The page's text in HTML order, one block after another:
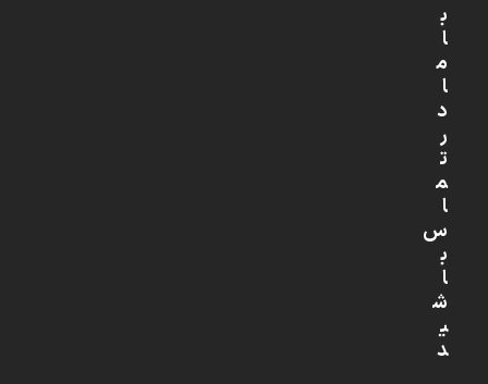
ب
ا
م
ا
د
ر
ت
م
ا
س
ب
ا
ش
ی
د